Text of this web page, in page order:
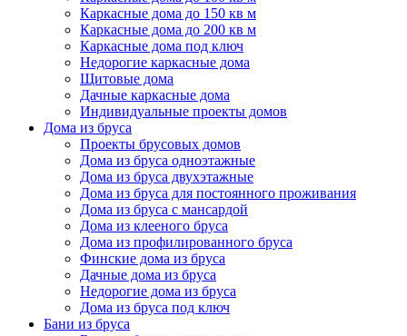
Каркасные дома до 150 кв м
Каркасные дома до 200 кв м
Каркасные дома под ключ
Недорогие каркасные дома
Щитовые дома
Дачные каркасные дома
Индивидуальные проекты домов
Дома из бруса
Проекты брусовых домов
Дома из бруса одноэтажные
Дома из бруса двухэтажные
Дома из бруса для постоянного проживания
Дома из бруса с мансардой
Дома из клееного бруса
Дома из профилированного бруса
Финские дома из бруса
Дачные дома из бруса
Недорогие дома из бруса
Дома из бруса под ключ
Бани из бруса